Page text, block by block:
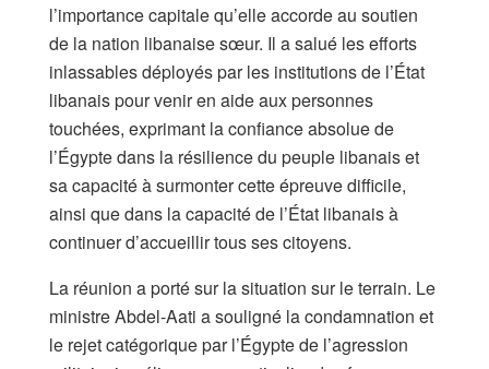
l’importance capitale qu’elle accorde au soutien
de la nation libanaise sœur. Il a salué les efforts
inlassables déployés par les institutions de l’État
libanais pour venir en aide aux personnes
touchées, exprimant la confiance absolue de
l’Égypte dans la résilience du peuple libanais et
sa capacité à surmonter cette épreuve difficile,
ainsi que dans la capacité de l’État libanais à
continuer d’accueillir tous ses citoyens.
La réunion a porté sur la situation sur le terrain. Le
ministre Abdel-Aati a souligné la condamnation et
le rejet catégorique par l’Égypte de l’agression